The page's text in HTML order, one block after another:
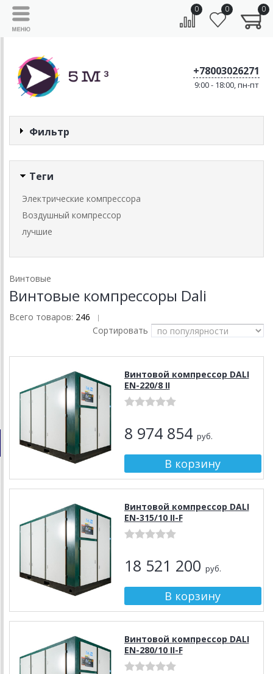
0 0 0
+78003026271
9:00 - 18:00, пн-пт
Фильтр
Теги
Электрические компрессора
Воздушный компрессор
лучшие
Винтовые
Винтовые компрессоры Dali
Всего товаров: 246 |
Сортировать
Винтовой компрессор DALI
EN-220/8 II
8 974 854 руб.
Винтовой компрессор DALI
EN-315/10 II-F
18 521 200 руб.
Винтовой компрессор DALI
EN-280/10 II-F